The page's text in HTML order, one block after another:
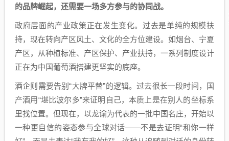
的品牌崛起，还需要一场多方参与的协同战。
政府层面的产业政策正在发生变化。过去是单纯的规模扶
持，现在转向产区风土、文化的全方位建设。如烟台、宁夏
产区，从种植标准、产区保护、产业扶持，一系列制度设计
正在为中国葡萄酒搭建更坚实的底座。
酒企则需要告别“大牌平替”的逻辑。过去很长一段时间，国
产酒用“堪比波尔多”来证明自己，本质上是在别人的坐标系
里找位置。但现在，以龙谕为代表的一批中国名庄，开始以
一种更自信的姿态参与全球对话——不是去证明“和你一样